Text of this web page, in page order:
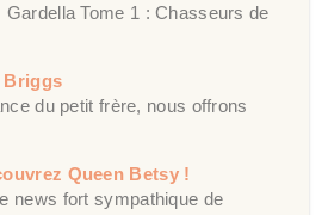
Tome 1 : Chasseurs de
Briggs
du petit frère, nous offrons
Queen Betsy !
news fort sympathique de